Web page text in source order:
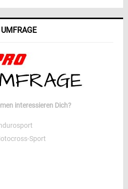
UMFRAGE
interessieren Dich?
Sport